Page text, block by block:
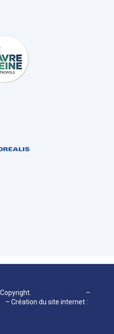
–
– Création du site internet :